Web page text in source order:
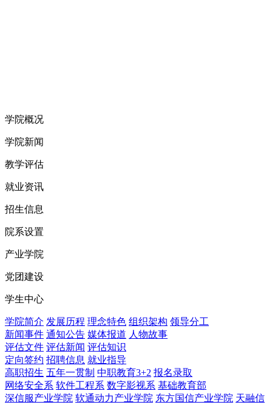
学院概况
学院新闻
教学评估
就业资讯
招生信息
院系设置
产业学院
党团建设
学生中心
学院简介 发展历程 理念特色 组织架构 领导分工
新闻事件 通知公告 媒体报道 人物故事
评估文件 评估新闻 评估知识
定向签约 招聘信息 就业指导
高职招生 五年一贯制 中职教育3+2 报名录取
网络安全系 软件工程系 数字影视系 基础教育部
深信服产业学院 软通动力产业学院 东方国信产业学院 天融信